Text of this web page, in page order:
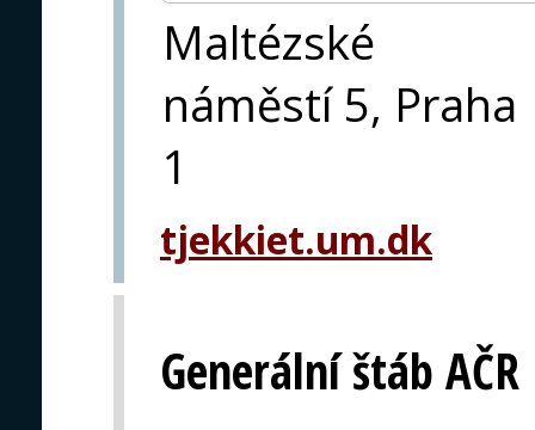
Maltézské
náměstí 5, Praha
1
tjekkiet.um.dk
Generální štáb AČR